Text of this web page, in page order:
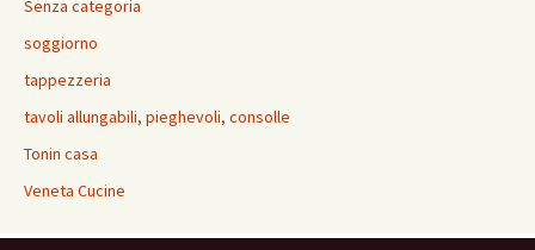
Senza categoria
soggiorno
tappezzeria
tavoli allungabili, pieghevoli, consolle
Tonin casa
Veneta Cucine